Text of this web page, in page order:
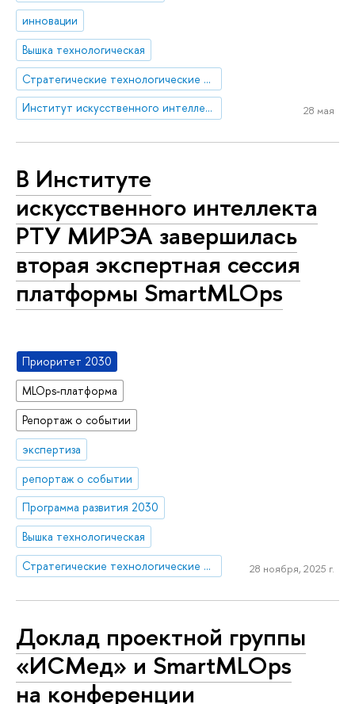
инновации
Вышка технологическая
Стратегические технологические проекты
Институт искусственного интеллекта и цифровых наук
28 мая
В Институте
искусственного интеллекта
РТУ МИРЭА завершилась
вторая экспертная сессия
платформы SmartMLOps
Приоритет 2030
MLOps-платформа
Репортаж о событии
экспертиза
репортаж о событии
Программа развития 2030
Вышка технологическая
Стратегические технологические проекты
28 ноября, 2025 г.
Доклад проектной группы
«ИСМед» и SmartMLOps
на конференции